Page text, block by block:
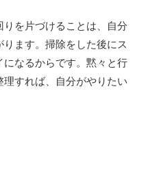
を片づけることは、自分
ます。掃除をした後にス
になるからです。黙々と行
すれば、自分がやりたい